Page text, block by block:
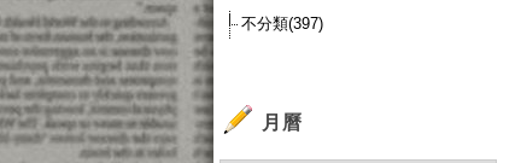
不分類(397)
月曆